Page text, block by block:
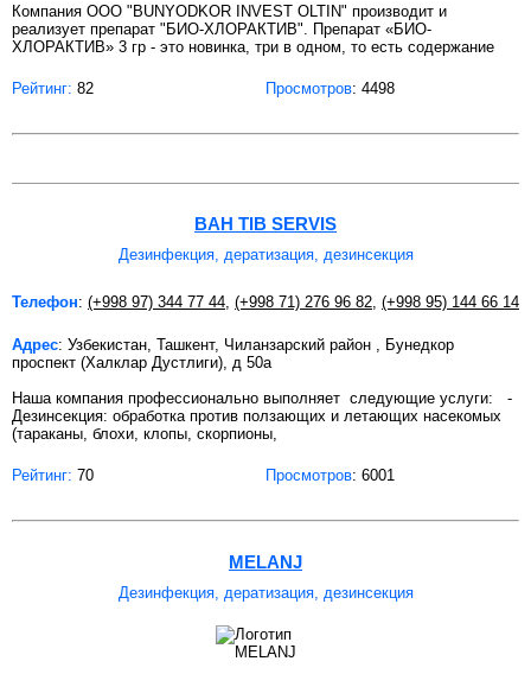
Компания ООО "BUNYODKOR INVEST OLTIN" производит и
реализует препарат "БИО-ХЛОРАКТИВ". Препарат «БИО-
ХЛОРАКТИВ» 3 гр - это новинка, три в одном, то есть содержание
Рейтинг: 82 Просмотров: 4498
BAH TIB SERVIS
Дезинфекция, дератизация, дезинсекция
Телефон: (+998 97) 344 77 44 (+998 71) 276 96 82 (+998 95) 144 66 14
Адрес: Узбекистан, Ташкент, Чиланзарский район , Бунедкор
проспект (Халклар Дустлиги), д 50а
Наша компания профессионально выполняет следующие услуги: -
Дезинсекция: обработка против ползающих и летающих насекомых
(тараканы, блохи, клопы, скорпионы,
Рейтинг: 70 Просмотров: 6001
MELANJ
Дезинфекция, дератизация, дезинсекция